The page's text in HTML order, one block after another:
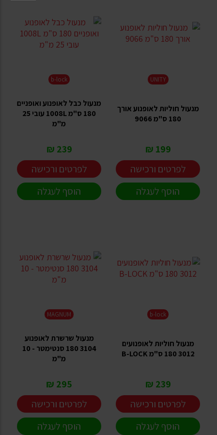
UNITY
מנעול חוליות לאופנוע אורך
180 ס"מ 9066
199 ₪
לפרטים ורכישה
הוסף לעגלה
b-lock
מנעול כבל לאופנוע ואופניים
180 ס"מ 1008L עובי 25
מ"מ
239 ₪
לפרטים ורכישה
הוסף לעגלה
b-lock
מנעול חוליות לאופנועים
3012 180 ס"מ B-LOCK
239 ₪
לפרטים ורכישה
הוסף לעגלה
MAGNUM
מנעול שרשרת לאופנוע
3104 180 סנטימטר - 10
מ"מ
295 ₪
לפרטים ורכישה
הוסף לעגלה